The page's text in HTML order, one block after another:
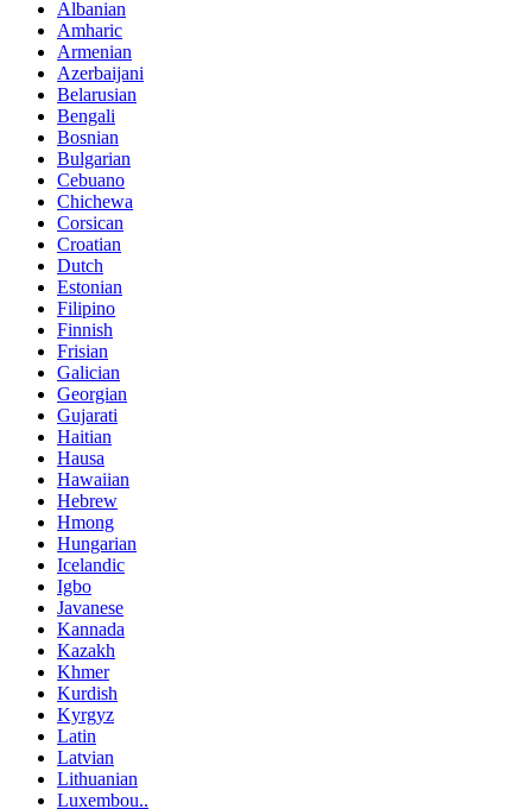
Albanian
Amharic
Armenian
Azerbaijani
Belarusian
Bengali
Bosnian
Bulgarian
Cebuano
Chichewa
Corsican
Croatian
Dutch
Estonian
Filipino
Finnish
Frisian
Galician
Georgian
Gujarati
Haitian
Hausa
Hawaiian
Hebrew
Hmong
Hungarian
Icelandic
Igbo
Javanese
Kannada
Kazakh
Khmer
Kurdish
Kyrgyz
Latin
Latvian
Lithuanian
Luxembou..